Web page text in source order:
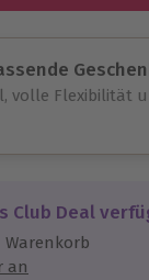
volle Flexibilität
für alle
& verlängerbar.
Club Deal
Warenkorb
an